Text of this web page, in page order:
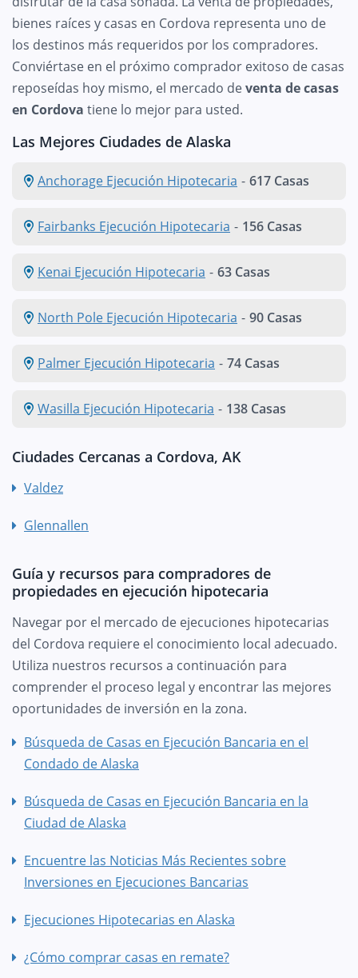
bienes raíces y casas en Cordova representa uno de
los destinos más requeridos por los compradores.
Conviértase en el próximo comprador exitoso de casas
reposeídas hoy mismo, el mercado deventa de casas
en Cordova tiene lo mejor para usted.
Las Mejores Ciudades de Alaska
Anchorage Ejecución Hipotecaria - 617 Casas
Fairbanks Ejecución Hipotecaria - 156 Casas
Kenai Ejecución Hipotecaria - 63 Casas
North Pole Ejecución Hipotecaria - 90 Casas
Palmer Ejecución Hipotecaria - 74 Casas
Wasilla Ejecución Hipotecaria - 138 Casas
Ciudades Cercanas a Cordova, AK
Valdez
Glennallen
Guía y recursos para compradores de
propiedades en ejecución hipotecaria
Navegar por el mercado de ejecuciones hipotecarias
del Cordova requiere el conocimiento local adecuado.
Utiliza nuestros recursos a continuación para
comprender el proceso legal y encontrar las mejores
oportunidades de inversión en la zona.
Búsqueda de Casas en Ejecución Bancaria en el
Condado de Alaska
Búsqueda de Casas en Ejecución Bancaria en la
Ciudad de Alaska
Encuentre las Noticias Más Recientes sobre
Inversiones en Ejecuciones Bancarias
Ejecuciones Hipotecarias en Alaska
¿Cómo comprar casas en remate?